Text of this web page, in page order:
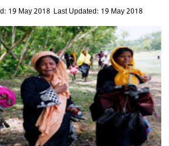
19 May 2018 Last Updated: 19 May 2018